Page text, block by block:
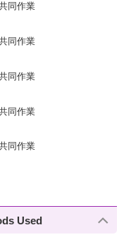
同作業
同作業
同作業
同作業
同作業
Used